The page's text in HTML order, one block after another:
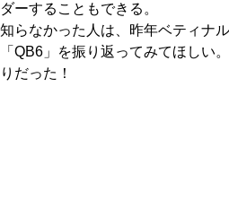
ダーすることもできる。
知らなかった人は、昨年ベティナ
「QB6」を振り返ってみてほしい
りだった！